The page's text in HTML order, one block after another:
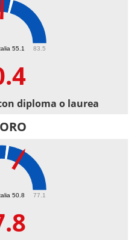
55.1 83.5
diploma o laurea
50.8 77.1